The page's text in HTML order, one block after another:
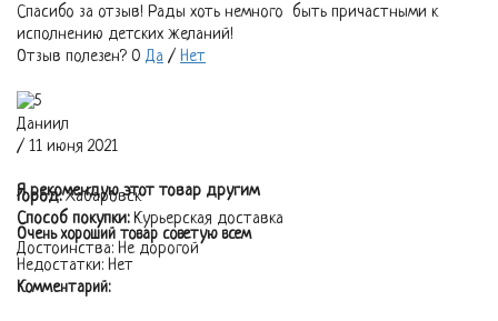
Спасибо за отзыв! Рады хоть немного быть причастными к
исполнению детских желаний!
Отзыв полезен? 0 Да / Нет
Даниил
/ 11 июня 2021
Я рекомендую этот товар другим
Город:Хабаровск
Способ покупки:Курьерская доставка
Очень хороший товар советую всем
Достоинства: Не дорогой
Недостатки: Нет
Комментарий: